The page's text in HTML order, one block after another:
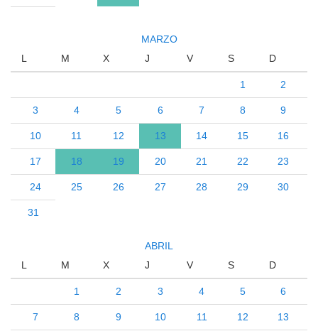
MARZO
L
M X J V S D
1 2
3 4 5 6 7 8 9
10 11 12 13 14 15 16
17 18 19 20 21 22 23
24 25 26 27 28 29 30
31
ABRIL
L
M X J V S D
1 2 3 4 5 6
7 8 9 10 11 12 13